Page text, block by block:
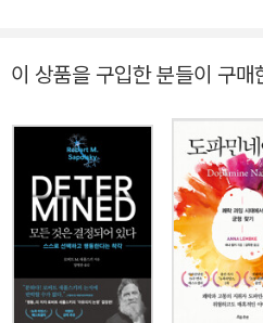
소리 내어 읽고, 읽었던 문장을 다
그러했을 것이다. 누군가에게 책
는 순간 사진처럼 남는 페이지의
모음이다. 그리고 그들도 읽는다.
잃어버리며. 이것을 읽기라고 부
가장 위태롭고 가장 인간다운 열망
“우리의 뇌는 읽기 위해 만들어지
통념을 깨트리는 도발적 탐구 매년 독서율이 사상 최저치를 기록
이 상품을 구입한 분들이 구매